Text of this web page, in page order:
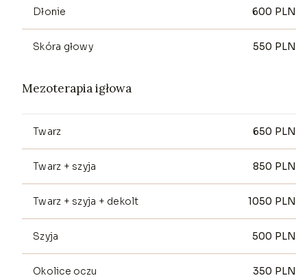
Dłonie 600 PLN
Skóra głowy 550 PLN
Mezoterapia igłowa
Twarz 650 PLN
Twarz + szyja 850 PLN
Twarz + szyja + dekolt 1050 PLN
Szyja 500 PLN
Okolice oczu 350 PLN